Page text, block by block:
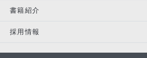
書籍紹介
採用情報